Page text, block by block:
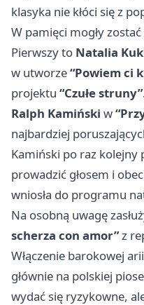
klasyka nie kłóci się z
W pamięci mogły
Pierwszy to Natalia
w utworze“Powiem ci
projektu “Czułe struny”
Ralph Kamiński w
najbardziej
Kamiński po raz kolejny
prowadzić głosem i
wniosła do programu
Na osobną uwagę
scherza con amor”z
Włączenie barokowej
głównie na polskiej
wydać się ryzykowne,